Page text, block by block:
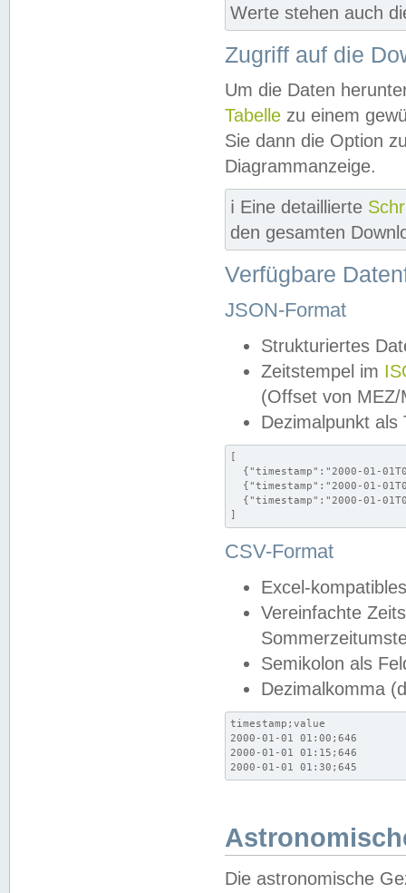
Werte stehen auch
Zugriff auf die
Um die Daten
Tabelle zu einem
Sie dann die Option
Diagrammanzeige.
ℹ️ Eine detaillierte
den gesamten
Verfügbare
JSON-Format
Strukturiertes
Zeitstempel im
(Offset von MEZ/
Dezimalpunkt als
[
{"timestamp":"2000-01-
{"timestamp":"2000-01-
{"timestamp":"2000-01-
]
CSV-Format
Excel-
Vereinfachte
Semikolon als
Dezimalkomma
timestamp;value
2000-01-01 01:00;646
2000-01-01 01:15;646
2000-01-01 01:30;645
Die astronomische